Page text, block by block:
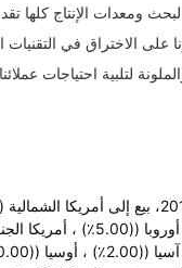
ومعدات الإنتاج كلها
على الاختراق في
لتلبية احتياجات